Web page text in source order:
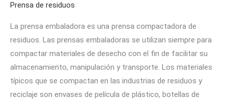
Prensa de residuos
La prensa embaladora es una prensa compactadora de
residuos. Las prensas embaladoras se utilizan siempre para
compactar materiales de desecho con el fin de facilitar su
almacenamiento, manipulación y transporte. Los materiales
típicos que se compactan en las industrias de residuos y
reciclaje son envases de película de plástico, botellas de